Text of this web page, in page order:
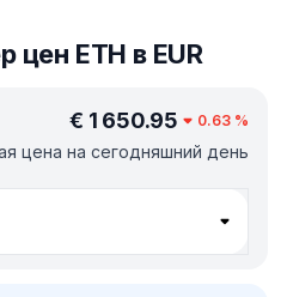
цен ETH в EUR
€ 1 650.95 0.63 %
цена на сегодняшний день